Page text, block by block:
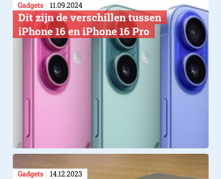
Gadgets 11.09.2024
Dit zijn de verschillen tussen
iPhone 16 en iPhone 16 Pro
Gadgets 14.12.2023